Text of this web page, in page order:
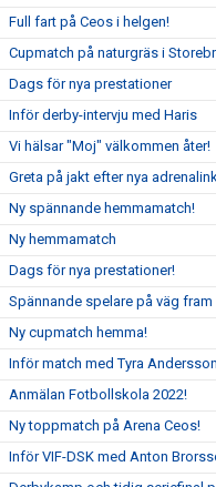
Full fart på Ceos i helgen!
Cupmatch på naturgräs i
Dags för nya prestationer
Inför derby-intervju med Haris
Vi hälsar "Moj" välkommen åter!
Greta på jakt efter nya
Ny spännande hemmamatch!
Ny hemmamatch
Dags för nya prestationer!
Spännande spelare på väg fram
Ny cupmatch hemma!
Inför match med Tyra Andersson
Anmälan Fotbollskola 2022!
Ny toppmatch på Arena Ceos!
Inför VIF-DSK med Anton